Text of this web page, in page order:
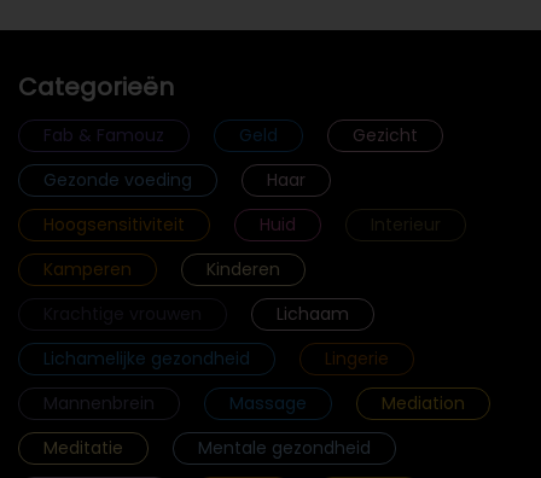
Categorieën
Fab & Famouz Geld
Gezicht
Gezonde voeding
Haar
Hoogsensitiviteit
Huid
Interieur
Kamperen
Kinderen
Lichaam
Lichamelijke gezondheid
Lingerie
Mannenbrein
Massage
Mediation
Meditatie
Mentale gezondheid